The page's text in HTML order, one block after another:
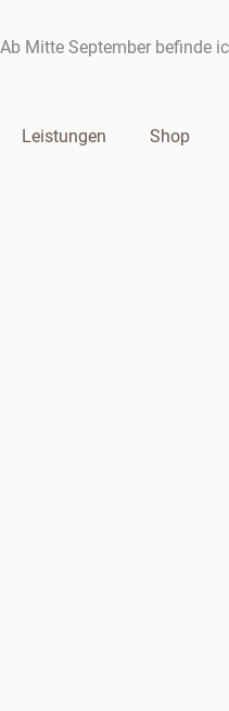
Inhalt
Ab Mitte September befinde
Leistungen Shop